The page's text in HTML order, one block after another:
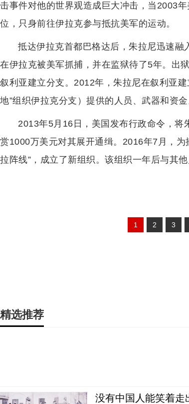
击事件对他的世界观造成巨大冲击，当2003
位，只身前往伊拉克参与抵抗美军的运动。
抵达伊拉克首都巴格达后，朱拉尼迅速融
在伊拉克被美军抓捕，并在监狱待了5年。出
叙利亚建立分支。2012年，朱拉尼在叙利亚建
地”组织伊拉克分支）提供的人员、武器和资金
2013年5月16日，美国发布行政命令，将
赏1000万美元对其展开通缉。2016年7月，
拉阵线”，成立了新组织。该组织一年后与其
1 2 3
精选推荐
没有中国人能笑着